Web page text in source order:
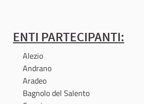
ENTI PARTECIPANTI:
Alezio
Andrano
Aradeo
Bagnolo del Salento